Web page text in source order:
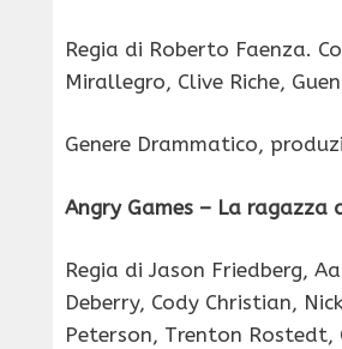
Regia di Roberto Faenza.
Mirallegro, Clive Riche,
Genere Drammatico,
Angry Games – La ragazza
Regia di Jason Friedberg,
Deberry, Cody Christian,
Peterson, Trenton Rostedt,